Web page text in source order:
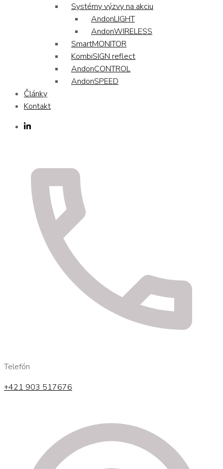
Systémy výzvy na akciu
AndonLIGHT
AndonWIRELESS
SmartMONITOR
KombiSIGN reflect
AndonCONTROL
AndonSPEED
Články
Kontakt
Telefón
+421 903 517676